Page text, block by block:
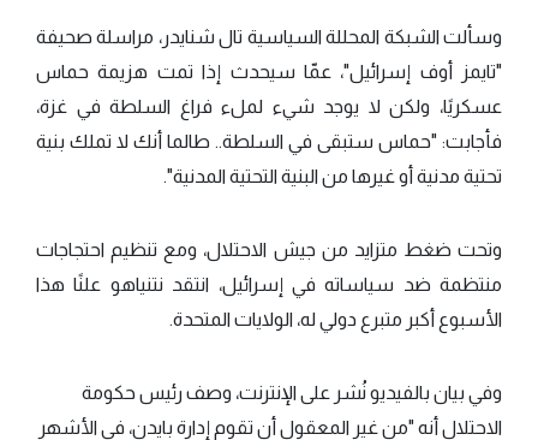
وسألت الشبكة المحللة السياسية تال شنايدر، مراسلة صحيفة
"تايمز أوف إسرائيل"، عمّا سيحدث إذا تمت هزيمة حماس
عسكريًا، ولكن لا يوجد شيء لملء فراغ السلطة في غزة،
فأجابت: "حماس ستبقى في السلطة.. طالما أنك لا تملك بنية
تحتية مدنية أو غيرها من البنية التحتية المدنية".
وتحت ضغط متزايد من جيش الاحتلال، ومع تنظيم احتجاجات
منتظمة ضد سياساته في إسرائيل، انتقد نتنياهو علنًا هذا
الأسبوع أكبر متبرع دولي له، الولايات المتحدة.
وفي بيان بالفيديو نُشر على الإنترنت، وصف رئيس حكومة
الاحتلال أنه "من غير المعقول أن تقوم إدارة بايدن، في الأشهر